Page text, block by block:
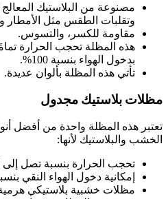
مصنوعة من البلاستيك المعالج
وتقلبات الطقس مثل الأمطار
مقاومة للكسر، والتسوس.
بدخول الهواء بنسبة 100%.
تأتي هذه المظلة بألوان عديدة.
مظلات بلاستيك مجدول
تعتبر هذه المظلة واحدة من أفضل
الخشب والبلاستيك لأنها:
تحجب الحرارة بنسبة تصل إلى 85%.
إمكانية دخول الهواء النقي بنسبة
مظلات خشبية بلاستيكي